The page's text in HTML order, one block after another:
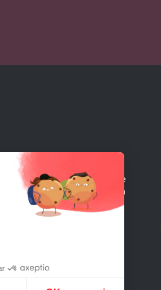
Maison Sciences de l'Homme
des connaissances en